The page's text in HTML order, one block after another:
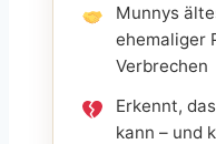
Munnys
ehemaliger
Verbrechen
Erkennt,
kann – und